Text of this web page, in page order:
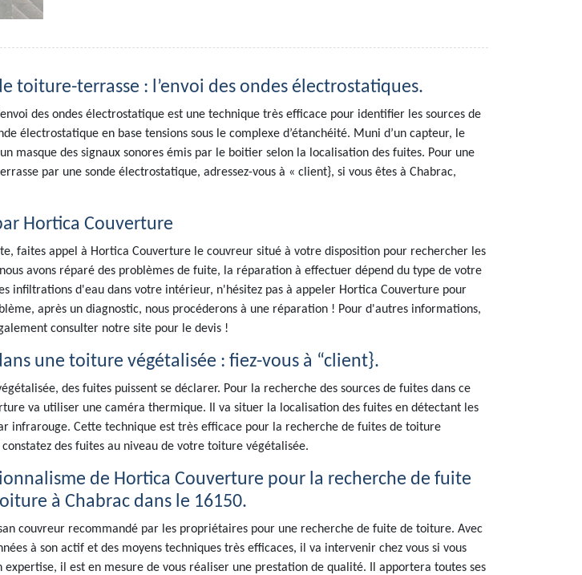
toiture-terrasse : l’envoi des ondes électrostatiques.
des ondes électrostatique est une technique très efficace pour identifier les sources de
électrostatique en base tensions sous le complexe d’étanchéité. Muni d’un capteur, le
masque des signaux sonores émis par le boitier selon la localisation des fuites. Pour une
par une sonde électrostatique, adressez-vous à « client}, si vous êtes à Chabrac,
Hortica Couverture
faites appel à Hortica Couverture le couvreur situé à votre disposition pour rechercher les
avons réparé des problèmes de fuite, la réparation à effectuer dépend du type de votre
infiltrations d'eau dans votre intérieur, n'hésitez pas à appeler Hortica Couverture pour
après un diagnostic, nous procéderons à une réparation ! Pour d'autres informations,
consulter notre site pour le devis !
une toiture végétalisée : fiez-vous à “client}.
des fuites puissent se déclarer. Pour la recherche des sources de fuites dans ce
va utiliser une caméra thermique. Il va situer la localisation des fuites en détectant les
infrarouge. Cette technique est très efficace pour la recherche de fuites de toiture
des fuites au niveau de votre toiture végétalisée.
de Hortica Couverture pour la recherche de fuite
à Chabrac dans le 16150.
couvreur recommandé par les propriétaires pour une recherche de fuite de toiture. Avec
à son actif et des moyens techniques très efficaces, il va intervenir chez vous si vous
expertise, il est en mesure de vous réaliser une prestation de qualité. Il apportera toutes ses